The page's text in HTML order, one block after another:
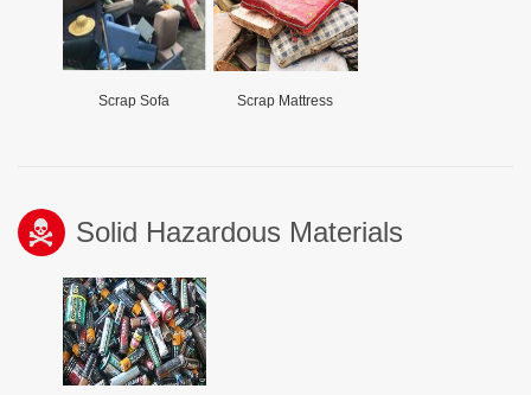
Scrap Sofa Scrap Mattress
Solid Hazardous Materials